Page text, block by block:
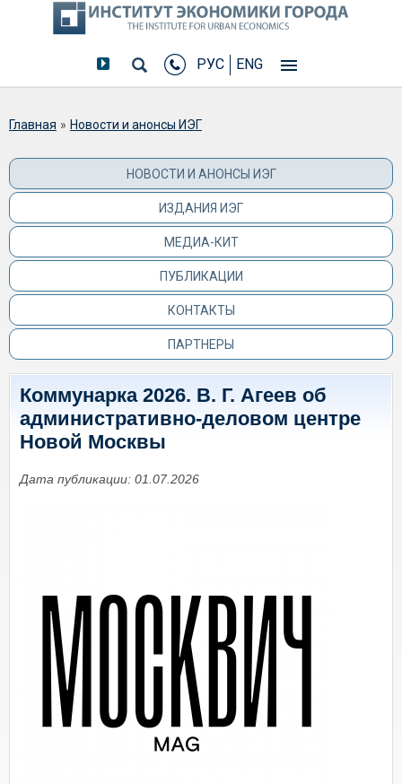
РУС ENG
Вы здесь
Главная » Новости и анонсы ИЭГ
НОВОСТИ И АНОНСЫ ИЭГ
ИЗДАНИЯ ИЭГ
МЕДИА-КИТ
ПУБЛИКАЦИИ
КОНТАКТЫ
ПАРТНЕРЫ
Коммунарка 2026. В. Г. Агеев об
административно-деловом центре
Новой Москвы
Дата публикации: 01.07.2026